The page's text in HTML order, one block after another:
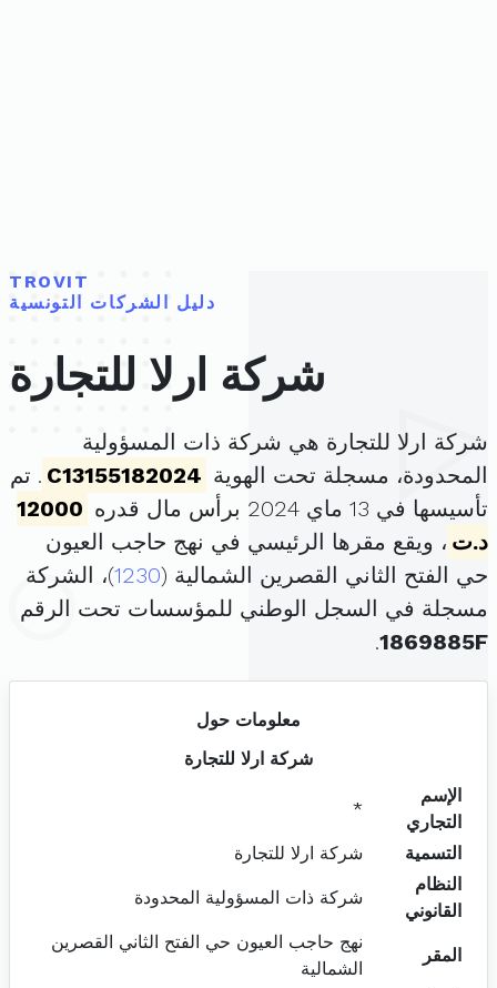
TROVIT
دليل الشركات التونسية
شركة ارلا للتجارة
شركة ارلا للتجارة هي شركة ذات المسؤولية
المحدودة، مسجلة تحت الهوية C13155182024 . تم
تأسيسها في 13 ماي 2024 برأس مال قدره
12000
د.ت ، ويقع مقرها الرئيسي في نهج حاجب العيون
حي الفتح الثاني القصرين الشمالية (1230)، الشركة
مسجلة في السجل الوطني للمؤسسات تحت الرقم
1869885F
.
معلومات حول
شركة ارلا للتجارة
الإسم
التجاري
*
التسمية
شركة ارلا للتجارة
النظام
القانوني
شركة ذات المسؤولية المحدودة
المقر
نهج حاجب العيون حي الفتح الثاني القصرين
الشمالية